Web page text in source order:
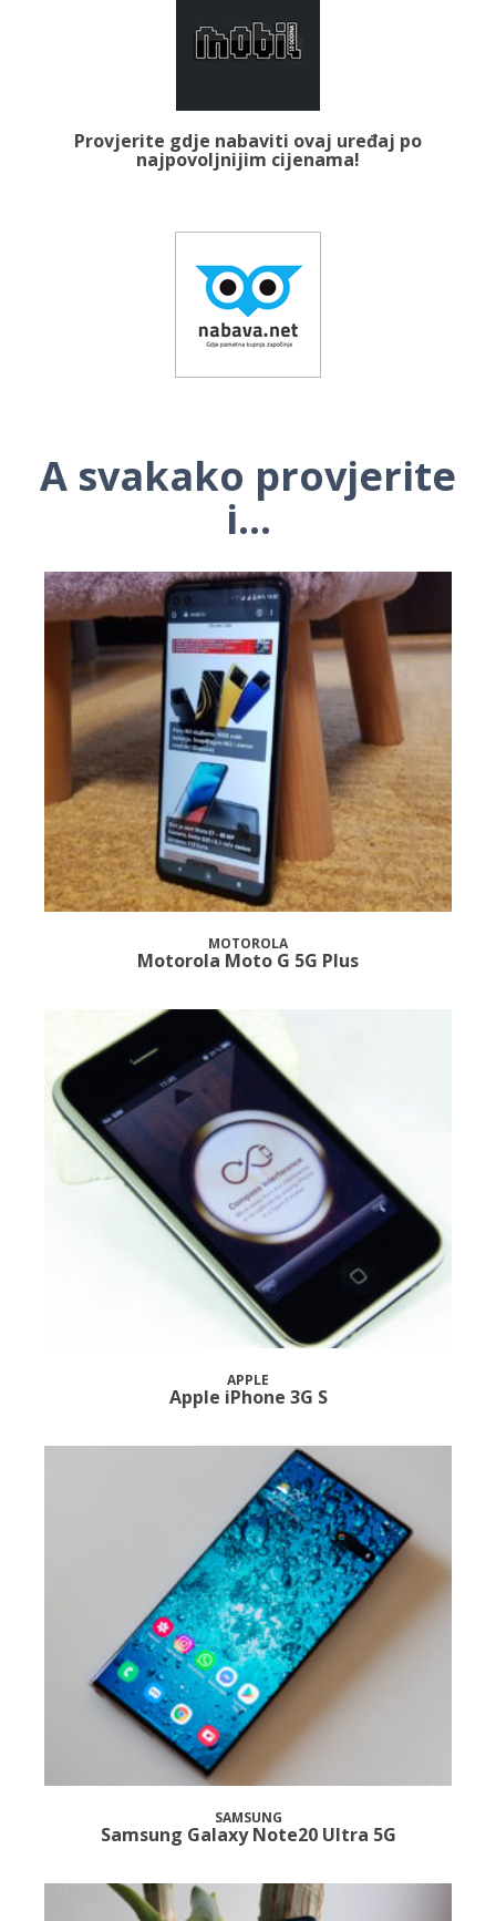
Provjerite gdje nabaviti ovaj uređaj po
najpovoljnijim cijenama!
A svakako provjerite
i...
MOTOROLA
Motorola Moto G 5G Plus
APPLE
Apple iPhone 3G S
SAMSUNG
Samsung Galaxy Note20 Ultra 5G